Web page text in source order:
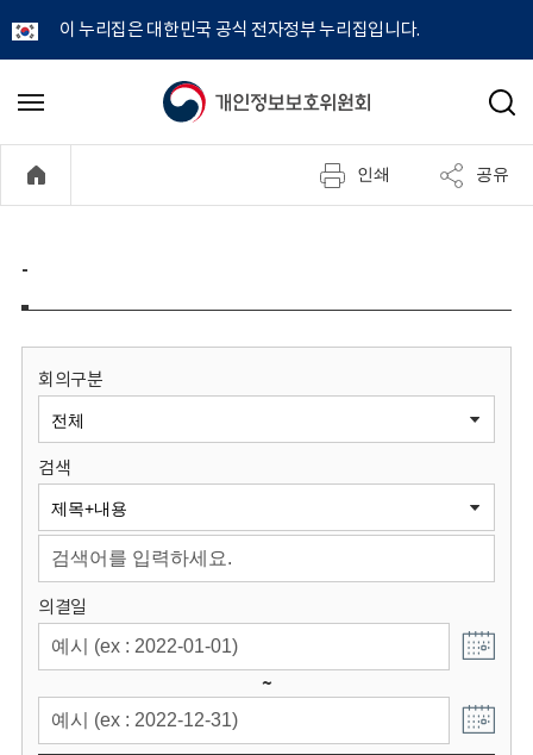
이 누리집은 대한민국 공식 전자정부 누리집입니다.
개
정
보
원
회
메
기
검
인쇄 공유
-
회의구분
검색
의결일
~